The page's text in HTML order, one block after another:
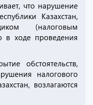
что нарушение
Казахстан,
(налоговым
в ходе проведения
обстоятельств,
налогового
возлагаются